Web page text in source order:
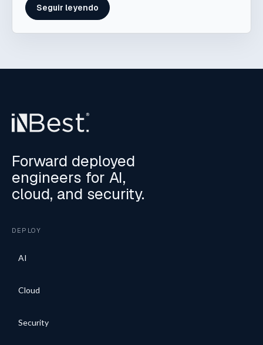
Seguir leyendo
Forward deployed
engineers for AI,
cloud, and security.
DEPLOY
AI
Cloud
Security